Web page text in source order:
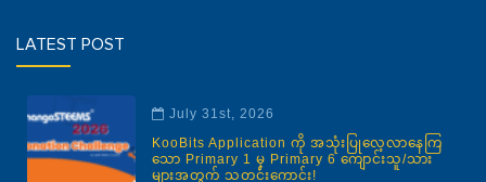
LATEST POST
July 31st, 2026
KooBits Application ကို အသုံးပြုလေ့လာနေကြ
သော Primary 1 မှ Primary 6 ကျောင်းသူ/သား
များအတွက် သတင်းကောင်း!